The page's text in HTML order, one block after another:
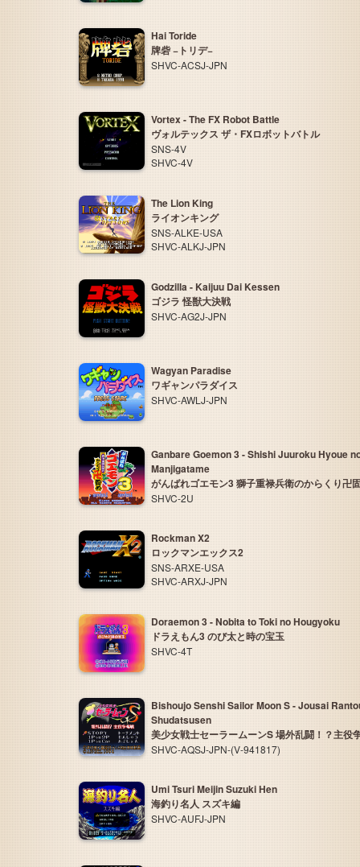
Hai Toride
牌砦 −トリデ−
SHVC-ACSJ-JPN
Vortex - The FX Robot Battle
ヴォルテックス ザ・FXロボットバトル
SNS-4V
SHVC-4V
The Lion King
ライオンキング
SNS-ALKE-USA
SHVC-ALKJ-JPN
Godzilla - Kaijuu Dai Kessen
ゴジラ 怪獣大決戦
SHVC-AG2J-JPN
Wagyan Paradise
ワギャンパラダイス
SHVC-AWLJ-JPN
Ganbare Goemon 3 - Shishi Juuroku Hyoue
Manjigatame
がんばれゴエモン3 獅子重禄兵衛のからくり卍
SHVC-2U
Rockman X2
ロックマンエックス2
SNS-ARXE-USA
SHVC-ARXJ-JPN
Doraemon 3 - Nobita to Toki no Hougyoku
ドラえもん3 のび太と時の宝玉
SHVC-4T
Bishoujo Senshi Sailor Moon S - Jousai
Shudatsusen
美少女戦士セーラームーンS 場外乱闘！？主役
SHVC-AQSJ-JPN-(V-941817)
Umi Tsuri Meijin Suzuki Hen
海釣り名人 スズキ編
SHVC-AUFJ-JPN